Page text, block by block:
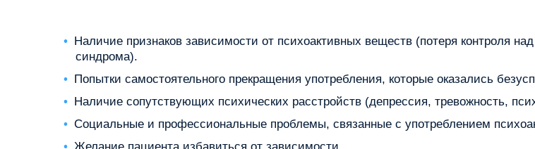
Наличие признаков зависимости от психоактивных веществ (потеря контроля
синдрома).
Попытки самостоятельного прекращения употребления, которые оказались
Наличие сопутствующих психических расстройств (депрессия, тревожность,
Социальные и профессиональные проблемы, связанные с употреблением